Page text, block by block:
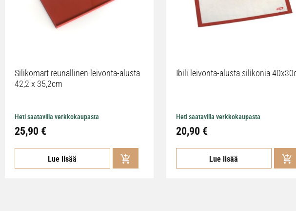
Silikomart reunallinen leivonta-alusta
42,2 x 35,2cm
Heti saatavilla verkkokaupasta
25,90 €
Lue lisää
Ibili leivonta-alusta silikonia
Heti saatavilla verkkokaupasta
20,90 €
Lue lisää